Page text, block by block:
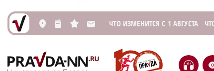
L n s M ЧТО ИЗМЕНИТСЯ С 1 АВГУСТА
H